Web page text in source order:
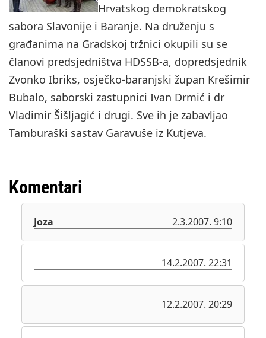
Hrvatskog demokratskog
sabora Slavonije i Baranje. Na druženju s
građanima na Gradskoj tržnici okupili su se
članovi predsjedništva HDSSB-a, dopredsjednik
Zvonko Ibriks, osječko-baranjski župan Krešimir
Bubalo, saborski zastupnici Ivan Drmić i dr
Vladimir Šišljagić i drugi. Sve ih je zabavljao
Tamburaški sastav Garavuše iz Kutjeva.
Komentari
Joza 2.3.2007. 9:10
14.2.2007. 22:31
12.2.2007. 20:29